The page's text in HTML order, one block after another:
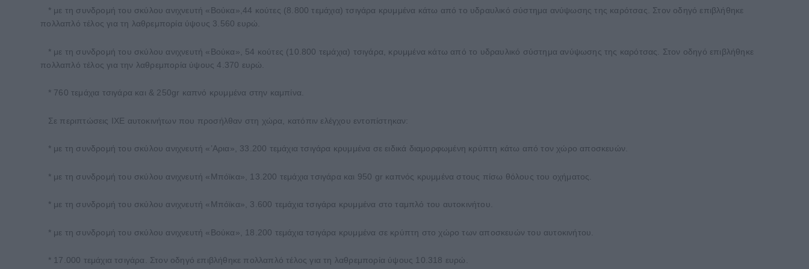
* με τη συνδρομή του σκύλου ανιχνευτή «Βούκα»,44 κούτες (8.800 τεμάχια) τσιγάρα κρυμμένα κάτω από το υδραυλικό σύστημα ανύψωσης της καρότσας. Στον οδηγό επιβλήθηκε
πολλαπλό τέλος για τη λαθρεμπορία ύψους 3.560 ευρώ.
* με τη συνδρομή του σκύλου ανιχνευτή «Βούκα», 54 κούτες (10.800 τεμάχια) τσιγάρα, κρυμμένα κάτω από το υδραυλικό σύστημα ανύψωσης της καρότσας. Στον οδηγό επιβλήθηκε
πολλαπλό τέλος για την λαθρεμπορία ύψους 4.370 ευρώ.
* 760 τεμάχια τσιγάρα και & 250gr καπνό κρυμμένα στην καμπίνα.
Σε περιπτώσεις ΙΧΕ αυτοκινήτων που προσήλθαν στη χώρα, κατόπιν ελέγχου εντοπίστηκαν:
* με τη συνδρομή του σκύλου ανιχνευτή «’Αρια», 33.200 τεμάχια τσιγάρα κρυμμένα σε ειδικά διαμορφωμένη κρύπτη κάτω από τον χώρο αποσκευών.
* με τη συνδρομή του σκύλου ανιχνευτή «Μπόϊκα», 13.200 τεμάχια τσιγάρα και 950 gr καπνός κρυμμένα στους πίσω θόλους του οχήματος.
* με τη συνδρομή του σκύλου ανιχνευτή «Μπόϊκα», 3.600 τεμάχια τσιγάρα κρυμμένα στο ταμπλό του αυτοκινήτου.
* με τη συνδρομή του σκύλου ανιχνευτή «Βούκα», 18.200 τεμάχια τσιγάρα κρυμμένα σε κρύπτη στο χώρο των αποσκευών του αυτοκινήτου.
* 17.000 τεμάχια τσιγάρα. Στον οδηγό επιβλήθηκε πολλαπλό τέλος για τη λαθρεμπορία ύψους 10.318 ευρώ.